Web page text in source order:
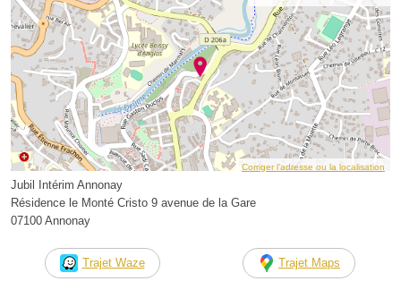
Corriger l’adresse ou la localisation
Jubil Intérim Annonay
Résidence le Monté Cristo 9 avenue de la Gare
07100 Annonay
Trajet Waze Trajet Maps